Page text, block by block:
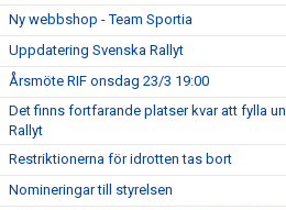
Ny webbshop - Team Sportia
Uppdatering Svenska Rallyt
Årsmöte RIF onsdag 23/3 19:00
Det finns fortfarande platser kvar att fylla
Rallyt
Restriktionerna för idrotten tas bort
Nomineringar till styrelsen